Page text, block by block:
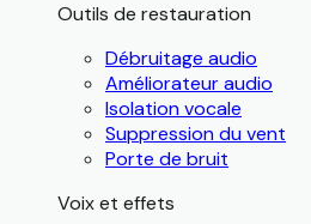
Outils de restauration
Débruitage audio
Améliorateur audio
Isolation vocale
Suppression du vent
Porte de bruit
Voix et effets